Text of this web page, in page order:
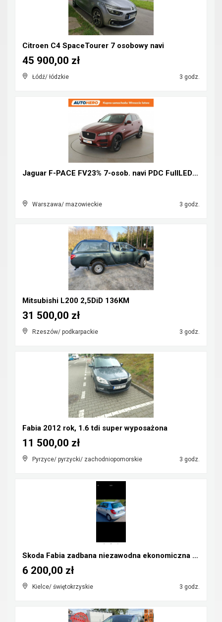
Citroen C4 SpaceTourer 7 osobowy navi
Łódź/ łódzkie 3 godz.
45 900,00 zł
Jaguar F-PACE FV23% 7-osob. navi PDC FullLED tempo...
Warszawa/ mazowieckie 3 godz.
Mitsubishi L200 2,5DiD 136KM
Rzeszów/ podkarpackie 3 godz.
31 500,00 zł
Fabia 2012 rok, 1.6 tdi super wyposażona
Pyrzyce/ pyrzycki/ zachodniopomorskie 3 godz.
11 500,00 zł
Skoda Fabia zadbana niezawodna ekonomiczna 2 właśc...
Kielce/ świętokrzyskie 3 godz.
6 200,00 zł